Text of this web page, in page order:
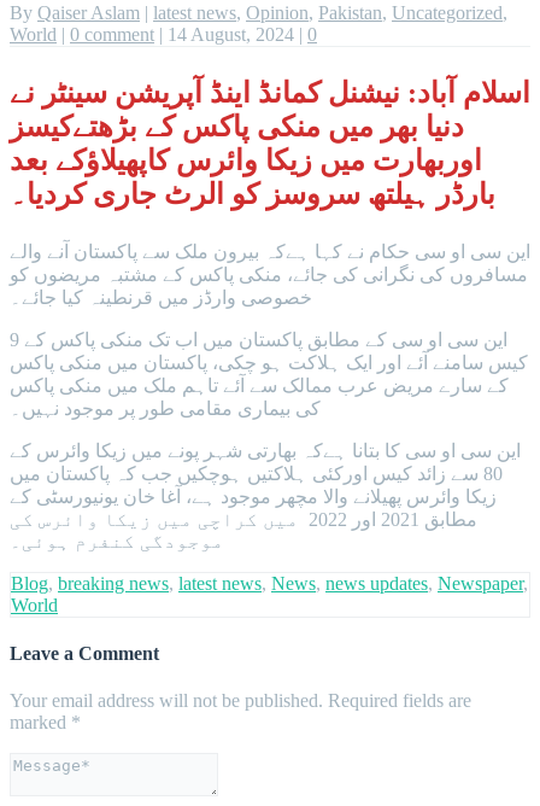
By Qaiser Aslam | latest news, Opinion, Pakistan, Uncategorized,
World | 0 comment | 14 August, 2024 | 0
اسلام آباد: نیشنل کمانڈ اینڈ آپریشن سینٹر نے
دنیا بھر میں منکی پاکس کے بڑھتےکیسز
اوربھارت میں زیکا وائرس کاپھیلاؤکے بعد
بارڈر ہیلتھ سروسز کو الرٹ جاری کردیا۔
این سی او سی حکام نے کہا ہےکہ بیرون ملک سے پاکستان آنے والے
مسافروں کی نگرانی کی جائے، منکی پاکس کے مشتبہ مریضوں کو
خصوصی وارڈز میں قرنطینہ کیا جائے۔
این سی او سی کے مطابق پاکستان میں اب تک منکی پاکس کے 9
کیس سامنے آئے اور ایک ہلاکت ہو چکی، پاکستان میں منکی پاکس
کے سارے مریض عرب ممالک سے آئے تاہم ملک میں منکی پاکس
کی بیماری مقامی طور پر موجود نہیں۔
این سی او سی کا بتانا ہےکہ بھارتی شہر پونے میں زیکا وائرس کے
80 سے زائد کیس اورکئی ہلاکتیں ہوچکیں جب کہ پاکستان میں
زیکا وائرس پھیلانے والا مچھر موجود ہے، آغا خان یونیورسٹی کے
مطابق 2021 اور 2022 میں کراچی میں زیکا وائرس کی
موجودگی کنفرم ہوئی۔
Blog, breaking news, latest news, News, news updates, Newspaper,
World
Leave a Comment
Your email address will not be published. Required fields are
marked *